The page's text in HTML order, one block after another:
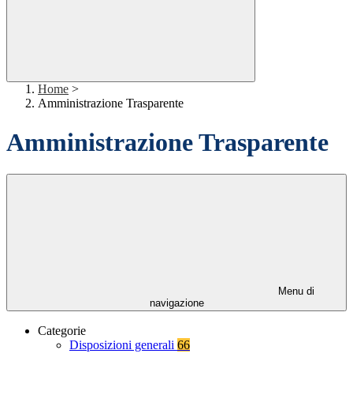
Home >
Amministrazione Trasparente
Amministrazione Trasparente
Menu di
navigazione
Categorie
Disposizioni generali 66